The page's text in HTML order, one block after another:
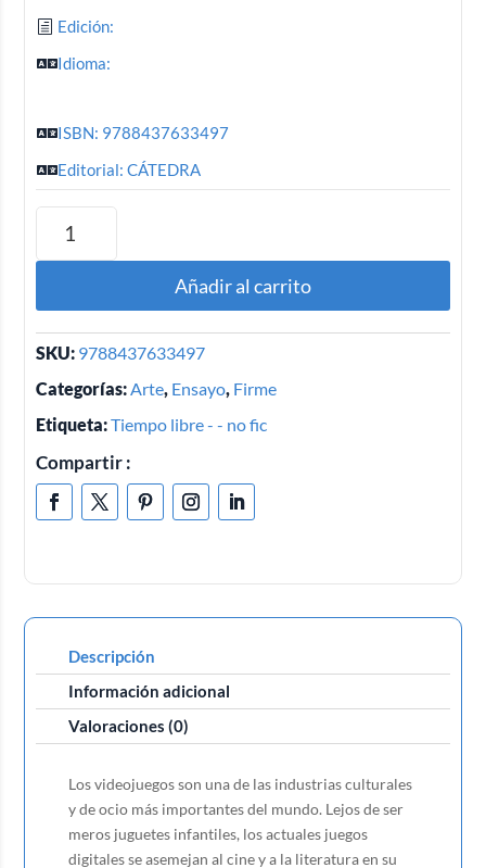
Edición:
Idioma:
ISBN: 9788437633497
Editorial: CÁTEDRA
Añadir al carrito
SKU: 9788437633497
Categorías: Arte, Ensayo, Firme
Etiqueta:Tiempo libre - - no fic
Compartir :
Descripción
Información adicional
Valoraciones (0)
Los videojuegos son una de las industrias culturales
y de ocio más importantes del mundo. Lejos de ser
meros juguetes infantiles, los actuales juegos
digitales se asemejan al cine y a la literatura en su